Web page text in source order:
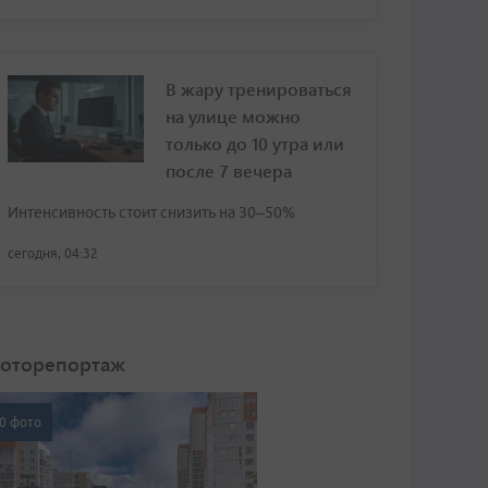
В жару тренироваться
на улице можно
только до 10 утра или
после 7 вечера
Интенсивность стоит снизить на 30–50%
сегодня, 04:32
фото